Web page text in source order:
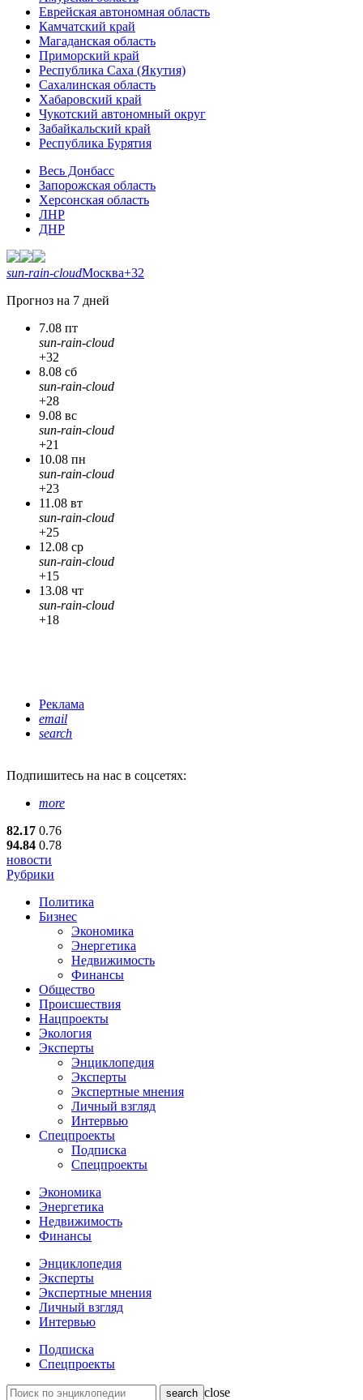
Еврейская автономная область
Камчатский край
Магаданская область
Приморский край
Республика Саха (Якутия)
Сахалинская область
Хабаровский край
Чукотский автономный округ
Забайкальский край
Республика Бурятия
Весь Донбасс
Запорожская область
Херсонская область
ЛНР
ДНР
sun-rain-cloudМосква+32
Прогноз на 7 дней
7.08 пт
sun-rain-cloud
+32
8.08 сб
sun-rain-cloud
+28
9.08 вс
sun-rain-cloud
+21
10.08 пн
sun-rain-cloud
+23
11.08 вт
sun-rain-cloud
+25
12.08 ср
sun-rain-cloud
+15
13.08 чт
sun-rain-cloud
+18
Реклама
email
search
Подпишитесь на нас в соцсетях:
more
82.17 0.76
94.84 0.78
новости
Рубрики
Политика
Бизнес
Экономика
Энергетика
Недвижимость
Финансы
Общество
Происшествия
Нацпроекты
Экология
Эксперты
Энциклопедия
Эксперты
Экспертные мнения
Личный взгляд
Интервью
Спецпроекты
Подписка
Спецпроекты
Экономика
Энергетика
Недвижимость
Финансы
Энциклопедия
Эксперты
Экспертные мнения
Личный взгляд
Интервью
Подписка
Спецпроекты
close